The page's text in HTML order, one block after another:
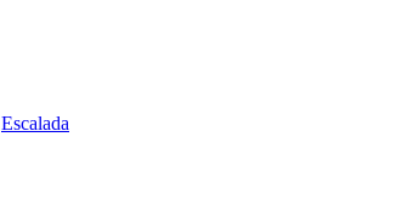
Escalada